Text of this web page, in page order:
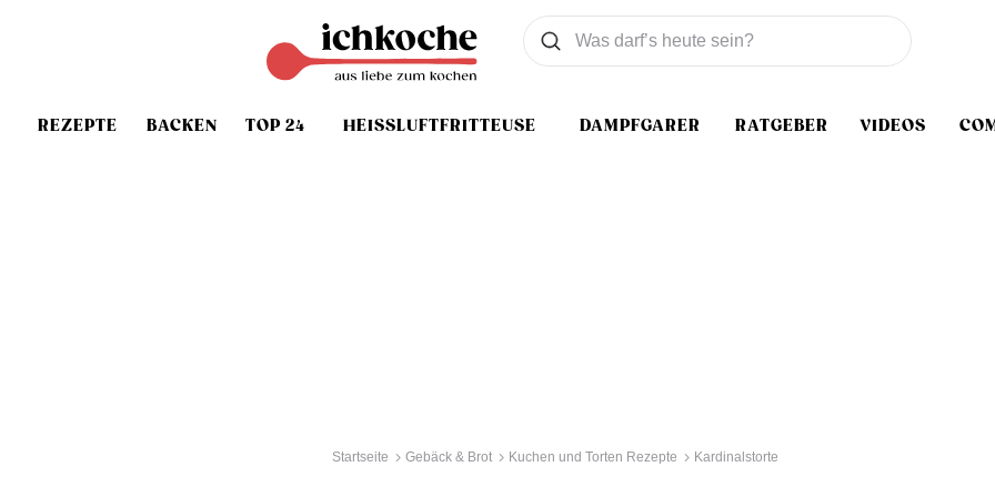
REZEPTE BACKEN TOP 24 HEISSLUFTFRITTEUSE DAMPFGARER RATGEBER VIDEOS
Was wollen Sie suchen
Suchen
Startseite Gebäck & Brot Kuchen und Torten Rezepte Kardinalstorte